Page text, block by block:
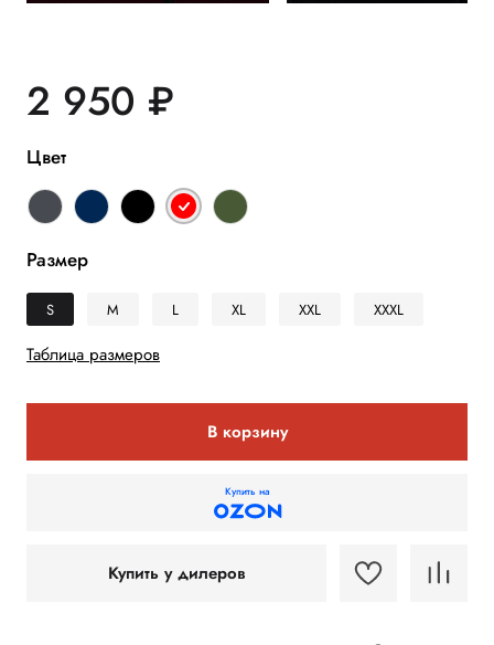
2 950 ₽
Цвет
Размер
S M L XL XXL XXXL
Таблица размеров
В корзину
Купить на
Купить у дилеров